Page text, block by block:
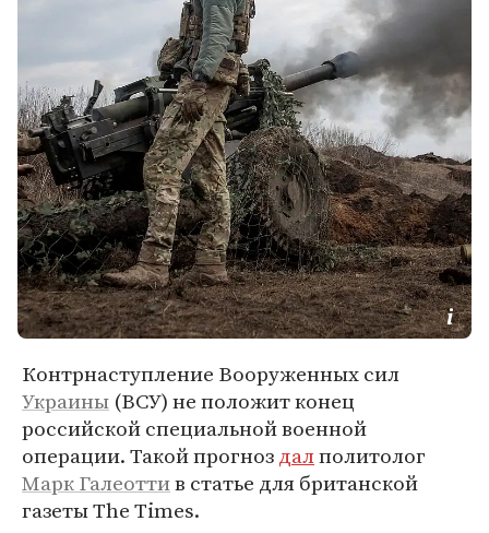
Контрнаступление Вооруженных сил
Украины (ВСУ) не положит конец
российской специальной военной
операции. Такой прогноздалполитолог
Марк Галеоттив статье для британской
газеты The Times.